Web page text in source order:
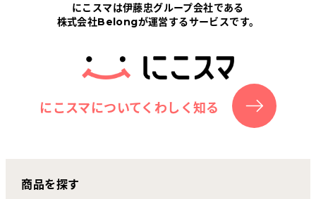
にこスマについて
サポートセンター
お客さまの声
にこスマ通信
にこスマは伊藤忠グループ会社である
株式会社Belongが運営するサービスです。
にこスマについてくわしく知る
商品を探す